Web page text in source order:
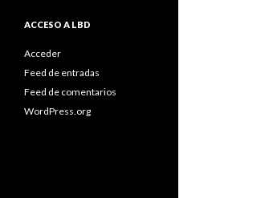
ACCESO A LBD
Acceder
Feed de entradas
Feed de comentarios
WordPress.org